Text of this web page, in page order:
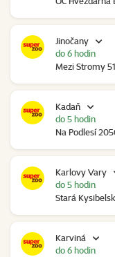
Jinočany
Mezi Stromy
do 6 hodin
Kadaň
Na Podlesí
do 5 hodin
Karlovy Vary
Stará
do 5 hodin
Karviná
do 6 hodin